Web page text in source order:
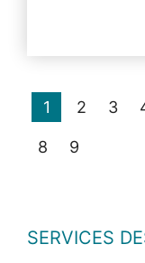
1 2 3
8 9
SERVICES